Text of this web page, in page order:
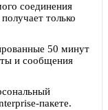
соединения
только
50 минут
и сообщения
пакете.